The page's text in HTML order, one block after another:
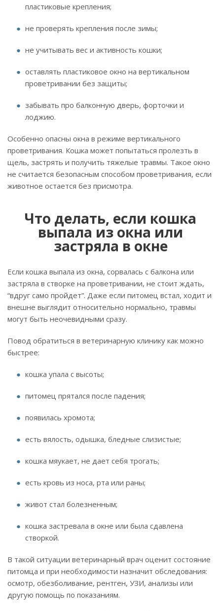
пластиковые крепления;
не проверять крепления после зимы;
не учитывать вес и активность кошки;
оставлять пластиковое окно на вертикальном
проветривании без защиты;
забывать про балконную дверь, форточки и
лоджию.
Особенно опасны окна в режиме вертикального
проветривания. Кошка может попытаться пролезть в
щель, застрять и получить тяжелые травмы. Такое окно
не считается безопасным способом проветривания, если
животное остается без присмотра.
Что делать, если кошка
выпала из окна или
застряла в окне
Если кошка выпала из окна, сорвалась с балкона или
застряла в створке на проветривании, не стоит ждать,
“вдруг само пройдет”. Даже если питомец встал, ходит и
внешне выглядит относительно нормально, травмы
могут быть неочевидными сразу.
Повод обратиться в ветеринарную клинику как можно
быстрее:
кошка упала с высоты;
питомец прятался после падения;
появилась хромота;
есть вялость, одышка, бледные слизистые;
кошка мяукает, не дает себя трогать;
есть кровь из носа, рта или раны;
живот стал болезненным;
кошка застревала в окне или была сдавлена
створкой.
В такой ситуации ветеринарный врач оценит состояние
питомца и при необходимости назначит обследования:
осмотр, обезболивание, рентген, УЗИ, анализы или
другую помощь по показаниям.